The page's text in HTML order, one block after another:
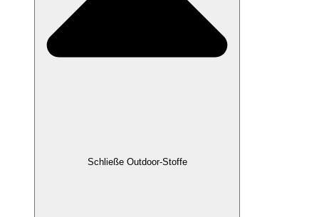
Schließe Outdoor-Stoffe